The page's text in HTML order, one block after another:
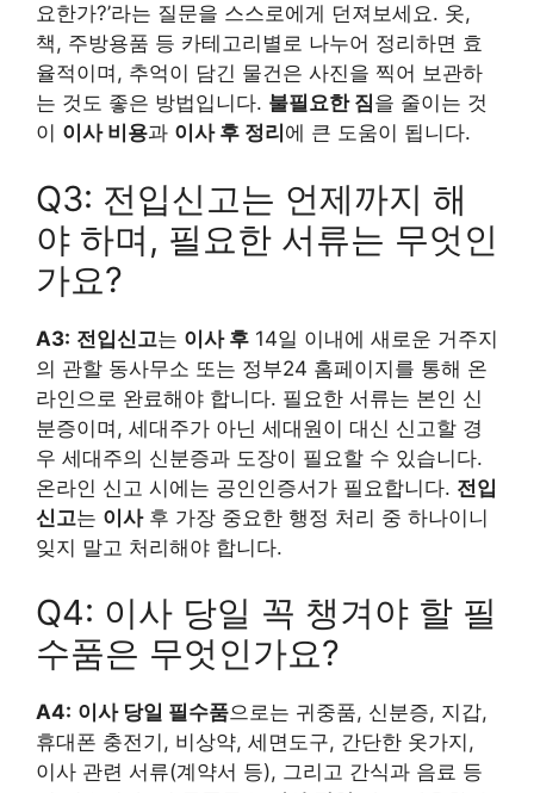
요한가?’라는 질문을 스스로에게 던져보세요. 옷,
책, 주방용품 등 카테고리별로 나누어 정리하면 효
율적이며, 추억이 담긴 물건은 사진을 찍어 보관하
는 것도 좋은 방법입니다. 불필요한 짐을 줄이는 것
이 이사 비용과 이사 후 정리 에 큰 도움이 됩니다.
Q3: 전입신고는 언제까지 해
야 하며, 필요한 서류는 무엇인
가요?
A3: 전입신고는 이사 후 14일 이내에 새로운 거주지
의 관할 동사무소 또는 정부24 홈페이지를 통해 온
라인으로 완료해야 합니다. 필요한 서류는 본인 신
분증이며, 세대주가 아닌 세대원이 대신 신고할 경
우 세대주의 신분증과 도장이 필요할 수 있습니다.
온라인 신고 시에는 공인인증서가 필요합니다. 전입
신고는 이사후 가장 중요한 행정 처리 중 하나이니
잊지 말고 처리해야 합니다.
Q4: 이사 당일 꼭 챙겨야 할 필
수품은 무엇인가요?
A4: 이사 당일 필수품으로는 귀중품, 신분증, 지갑,
휴대폰 충전기, 비상약, 세면도구, 간단한 옷가지,
이사 관련 서류(계약서 등), 그리고 간식과 음료 등